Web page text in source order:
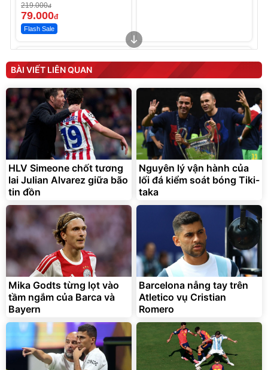
219.000đ
79.000đ
Flash Sale
tức thì Vaseline Body
190.000đ
138.330đ
Discount
D2-001 - Thông Minh
3.000.000
2.200.000đ
Flash Sale
Unmute
Vali Bamozo Khung Nhôm
9066 Size 20/24/28 Cao
1.000.000đ
825.000đ
Flash Sale
Lót ghế ôtô, nâng lưng
chống nóng giúp thoải mái
trong di chuyển
295.000đ
Đã bán nhiều
BÀI VIẾT LIÊN QUAN
HLV Simeone chốt tương
lai Julian Alvarez giữa bão
tin đồn
Nguyên lý vận hành của
lối đá kiểm soát bóng Tiki-
taka
Mika Godts từng lọt vào
tầm ngắm của Barca và
Bayern
Barcelona nẫng tay trên
Atletico vụ Cristian
Romero